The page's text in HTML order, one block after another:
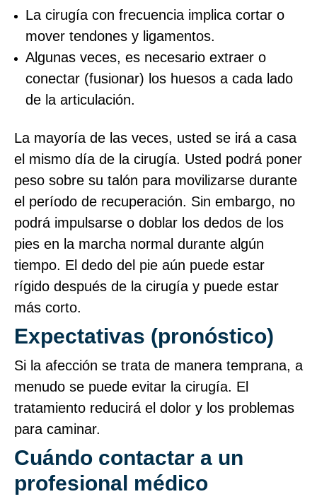
La cirugía con frecuencia implica cortar o
mover tendones y ligamentos.
Algunas veces, es necesario extraer o
conectar (fusionar) los huesos a cada lado
de la articulación.
La mayoría de las veces, usted se irá a casa
el mismo día de la cirugía. Usted podrá poner
peso sobre su talón para movilizarse durante
el período de recuperación. Sin embargo, no
podrá impulsarse o doblar los dedos de los
pies en la marcha normal durante algún
tiempo. El dedo del pie aún puede estar
rígido después de la cirugía y puede estar
más corto.
Expectativas (pronóstico)
Si la afección se trata de manera temprana, a
menudo se puede evitar la cirugía. El
tratamiento reducirá el dolor y los problemas
para caminar.
Cuándo contactar a un
profesional médico